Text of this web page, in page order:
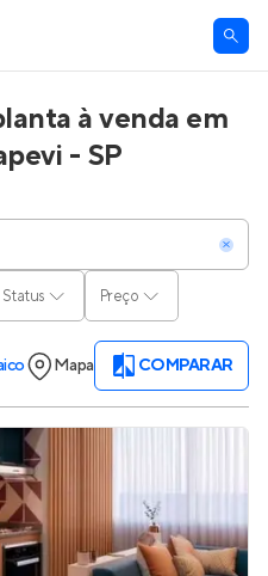
à venda em
- SP
Status Preço
Mapa COMPARAR